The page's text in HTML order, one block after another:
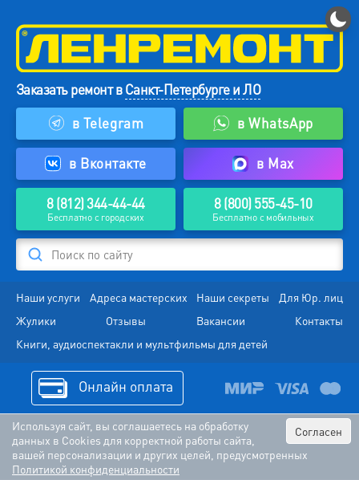
Заказать ремонт вСанкт-Петербурге и ЛО
в Telegram
в WhatsApp
в Вконтакте в Max
8 (812) 344-44-44
Бесплатно с городских
8 (800) 555-45-10
Бесплатно с мобильных
Поиск по сайту
Наши услуги Адреса мастерских Наши секреты
Для Юр. лиц
Жулики
Отзывы Вакансии
Контакты
Книги, аудиоспектакли и мультфильмы для детей
Онлайн оплата
Согласен
Используя сайт, вы соглашаетесь на обработку
данных в Cookies для корректной работы сайта,
вашей персонализации и других целей, предусмотренных
Политикой конфиденциальности